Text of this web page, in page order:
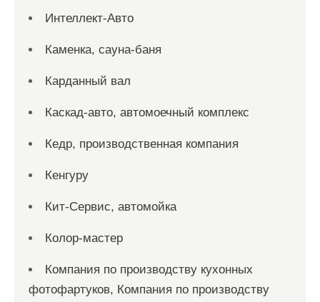
Интеллект-Авто
Каменка, сауна-баня
Карданный вал
Каскад-авто, автомоечный комплекс
Кедр, производственная компания
Кенгуру
Кит-Сервис, автомойка
Колор-мастер
Компания по производству кухонных
фотофартуков, Компания по производству